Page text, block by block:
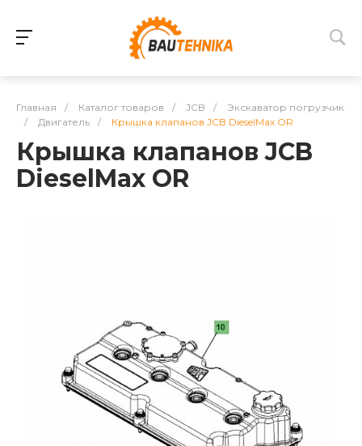
Главная / Каталог товаров / JCB /
Экскаватор погрузчик
/
Двигатель / Крышка клапанов JCB DieselMax OR
Крышка клапанов JCB
DieselMax OR